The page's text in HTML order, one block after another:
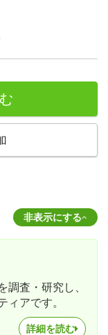
非表示にする
調査・研究し、
ィアです。
詳細を読む